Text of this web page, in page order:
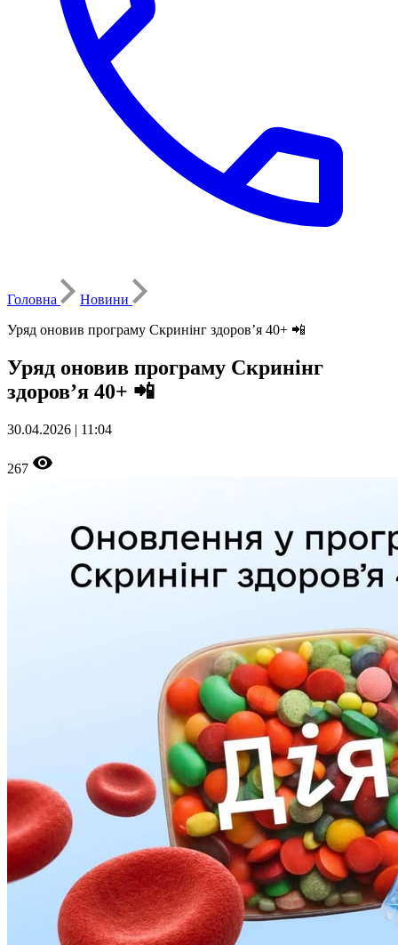
Головна
Новини
Уряд оновив програму Скринінг здоров’я 40+ 📲
Уряд оновив програму Скринінг
здоров’я 40+ 📲
30.04.2026 | 11:04
267